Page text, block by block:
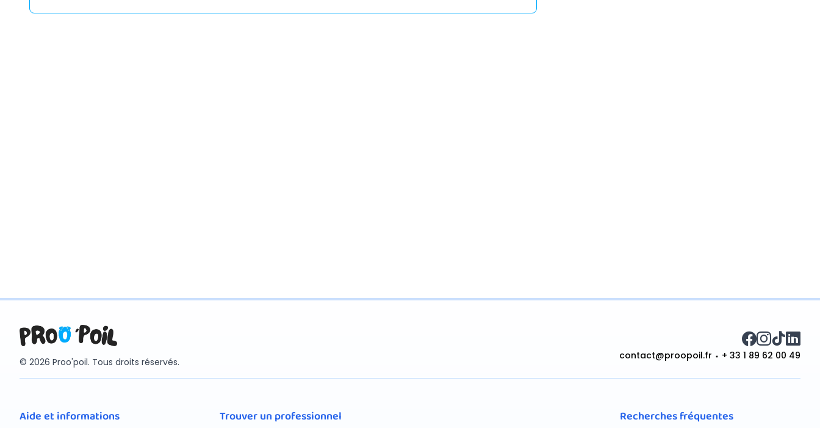
© 2026 Proo'poil. Tous droits réservés.
contact@proopoil.fr + 33 1 89 62 00 49
Aide et informations Trouver un professionnel Recherches fréquentes